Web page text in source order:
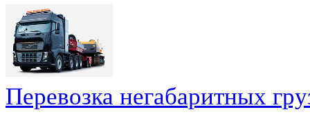
Перевозка негабаритных